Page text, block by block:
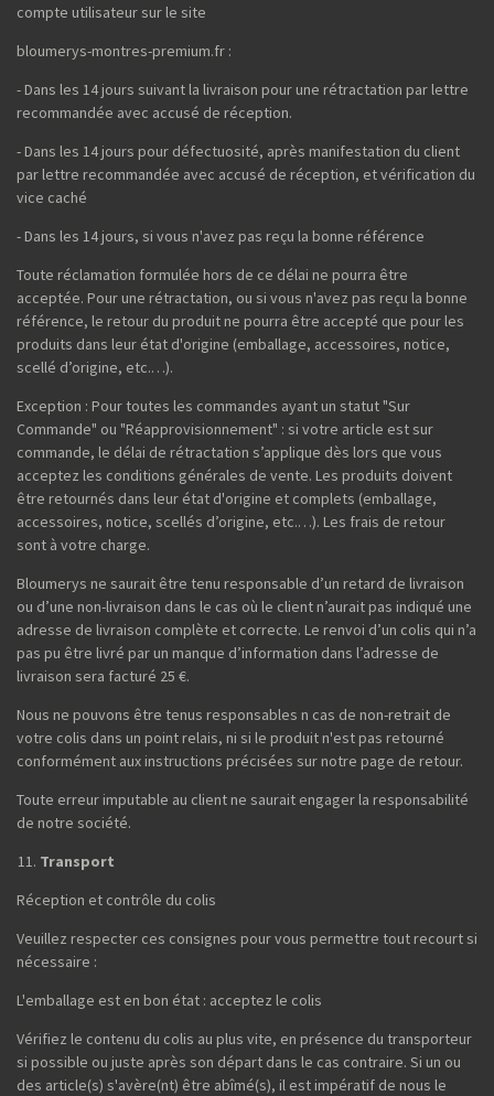
compte utilisateur sur le site
bloumerys-montres-premium.fr :
- Dans les 14 jours suivant la livraison pour une rétractation par lettre
recommandée avec accusé de réception.
- Dans les 14 jours pour défectuosité, après manifestation du client
par lettre recommandée avec accusé de réception, et vérification du
vice caché
- Dans les 14 jours, si vous n'avez pas reçu la bonne référence
Toute réclamation formulée hors de ce délai ne pourra être
acceptée. Pour une rétractation, ou si vous n'avez pas reçu la bonne
référence, le retour du produit ne pourra être accepté que pour les
produits dans leur état d'origine (emballage, accessoires, notice,
scellé d’origine, etc.…).
Exception : Pour toutes les commandes ayant un statut "Sur
Commande" ou "Réapprovisionnement" : si votre article est sur
commande, le délai de rétractation s’applique dès lors que vous
acceptez les conditions générales de vente. Les produits doivent
être retournés dans leur état d'origine et complets (emballage,
accessoires, notice, scellés d’origine, etc.…). Les frais de retour
sont à votre charge.
Bloumerys ne saurait être tenu responsable d’un retard de livraison
ou d’une non-livraison dans le cas où le client n’aurait pas indiqué une
adresse de livraison complète et correcte. Le renvoi d’un colis qui n’a
pas pu être livré par un manque d’information dans l’adresse de
livraison sera facturé 25 €.
Nous ne pouvons être tenus responsables n cas de non-retrait de
votre colis dans un point relais, ni si le produit n'est pas retourné
conformément aux instructions précisées sur notre page de retour.
Toute erreur imputable au client ne saurait engager la responsabilité
de notre société.
Transport
Réception et contrôle du colis
Veuillez respecter ces consignes pour vous permettre tout recourt si
nécessaire :
L'emballage est en bon état : acceptez le colis
Vérifiez le contenu du colis au plus vite, en présence du transporteur
si possible ou juste après son départ dans le cas contraire. Si un ou
des article(s) s'avère(nt) être abîmé(s), il est impératif de nous le